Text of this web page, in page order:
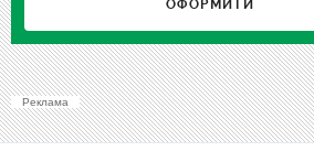
ОФОРМИТИ
Реклама